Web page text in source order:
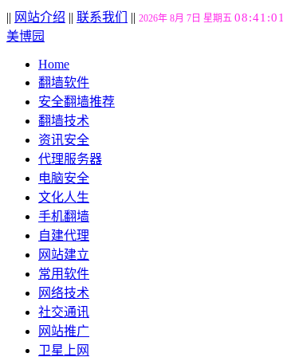
|| 网站介绍 || 联系我们 || 2026年 8月 7日 星期五 08:41:02
美博园
Home
翻墙软件
安全翻墙推荐
翻墙技术
资讯安全
代理服务器
电脑安全
文化人生
手机翻墙
自建代理
网站建立
常用软件
网络技术
社交通讯
网站推广
卫星上网